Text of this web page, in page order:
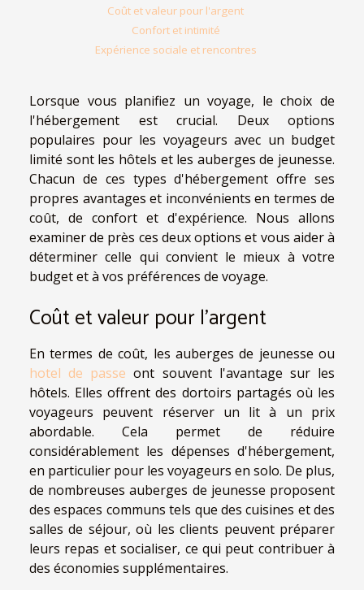
Coût et valeur pour l'argent
Confort et intimité
Expérience sociale et rencontres
Lorsque vous planifiez un voyage, le choix de
l'hébergement est crucial. Deux options
populaires pour les voyageurs avec un budget
limité sont les hôtels et les auberges de jeunesse.
Chacun de ces types d'hébergement offre ses
propres avantages et inconvénients en termes de
coût, de confort et d'expérience. Nous allons
examiner de près ces deux options et vous aider à
déterminer celle qui convient le mieux à votre
budget et à vos préférences de voyage.
Coût et valeur pour l'argent
En termes de coût, les auberges de jeunesse ou
hotel de passe ont souvent l'avantage sur les
hôtels. Elles offrent des dortoirs partagés où les
voyageurs peuvent réserver un lit à un prix
abordable. Cela permet de réduire
considérablement les dépenses d'hébergement,
en particulier pour les voyageurs en solo. De plus,
de nombreuses auberges de jeunesse proposent
des espaces communs tels que des cuisines et des
salles de séjour, où les clients peuvent préparer
leurs repas et socialiser, ce qui peut contribuer à
des économies supplémentaires.